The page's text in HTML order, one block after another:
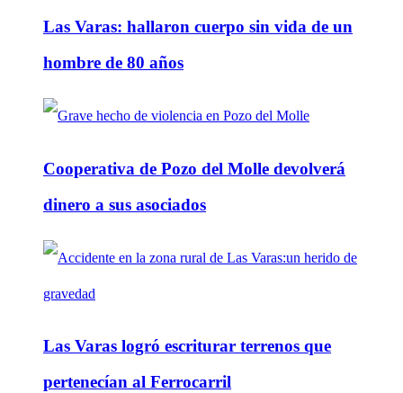
Las Varas: hallaron cuerpo sin vida de un
hombre de 80 años
Cooperativa de Pozo del Molle devolverá
dinero a sus asociados
Las Varas logró escriturar terrenos que
pertenecían al Ferrocarril